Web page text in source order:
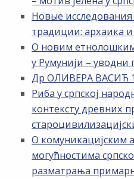
Новые
традиции: архаика
О новим
у Румунији – уводни
Др ОЛИВЕРА ВАСИЋ
Риба у српској
контексту древних
О комуникацијским
могућностима
разматрања